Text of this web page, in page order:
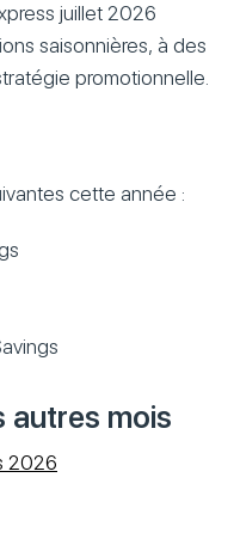
juillet 2026
saisonnières, à des
promotionnelle.
cette année :
autres mois
2026